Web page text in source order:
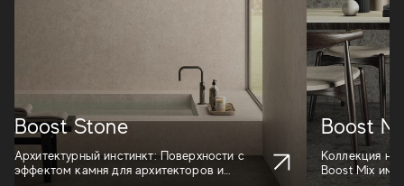
Boost Stone
Архитектурный инстинкт: Поверхности с
эффектом камня для архитекторов и
Boost
Коллекция
Boost Mix